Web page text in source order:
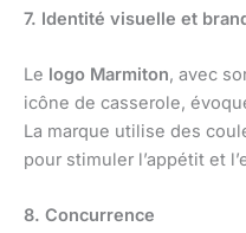
7. Identité visuelle et
Le logo Marmiton, avec
icône de casserole,
La marque utilise des
pour stimuler l’appétit et
8. Concurrence